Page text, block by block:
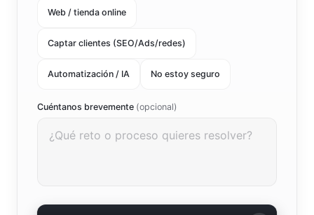
Web / tienda online
Captar clientes (SEO/Ads/redes)
Automatización / IA No estoy seguro
Cuéntanos brevemente (opcional)